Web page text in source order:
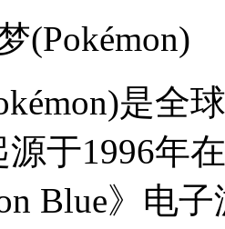
(Pokémon)
是全
于1996年
Blue》电